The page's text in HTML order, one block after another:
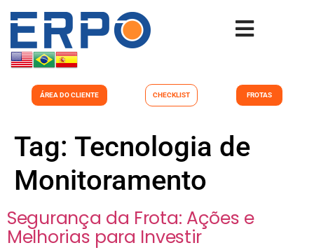
ÁREA DO CLIENTE CHECKLIST FROTAS
Tag: Tecnologia de
Monitoramento
Segurança da Frota: Ações e
Melhorias para Investir